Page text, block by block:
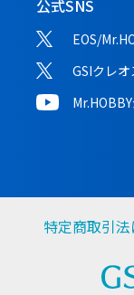
公式SNS
EOS/
GSIクレ
特定商取引